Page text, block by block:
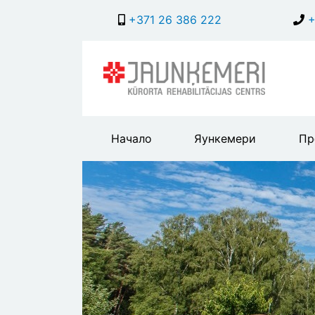
+371 26 386 222
Main
header
menu
Начало Яункемери